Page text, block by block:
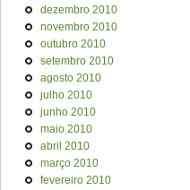
dezembro 2010
novembro 2010
outubro 2010
setembro 2010
agosto 2010
julho 2010
junho 2010
maio 2010
abril 2010
março 2010
fevereiro 2010